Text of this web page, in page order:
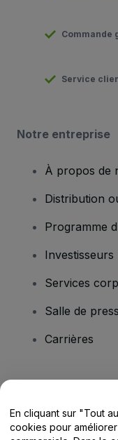
Commande
Service
Notre entreprise
À propos de
Distribution
Programme
Investisseurs
Services
Salle de
Carrières
Centre
En cliquant sur "Tout
cookies pour